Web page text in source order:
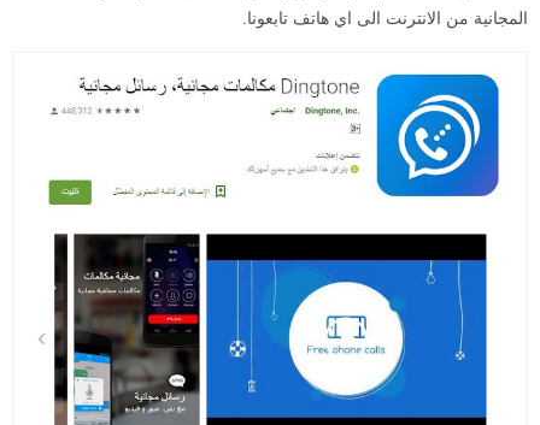
المجانية من الانترنت الى اي هاتف تابعونا.